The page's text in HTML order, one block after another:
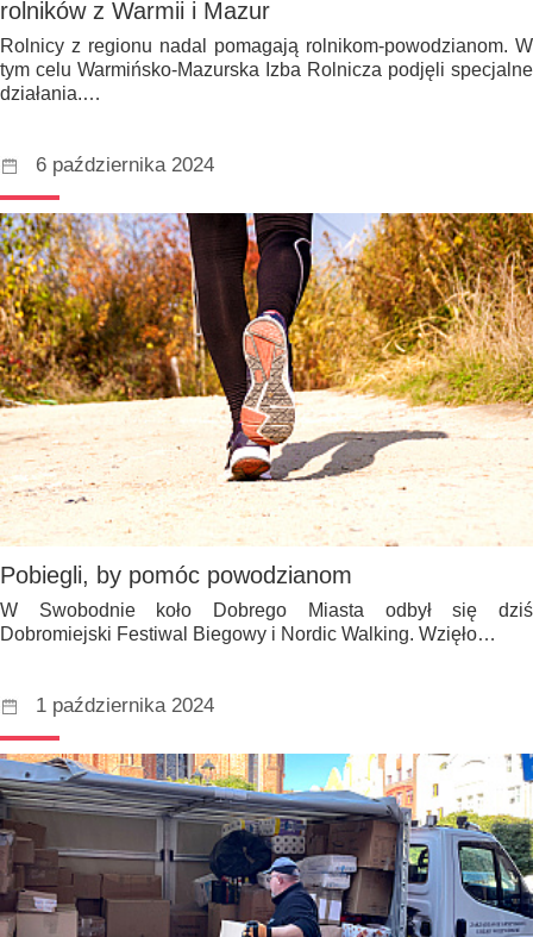
rolników z Warmii i Mazur
Rolnicy z regionu nadal pomagają rolnikom-powodzianom. W
tym celu Warmińsko-Mazurska Izba Rolnicza podjęli specjalne
działania.…
6 października 2024
Pobiegli, by pomóc powodzianom
W Swobodnie koło Dobrego Miasta odbył się dziś
Dobromiejski Festiwal Biegowy i Nordic Walking. Wzięło…
1 października 2024